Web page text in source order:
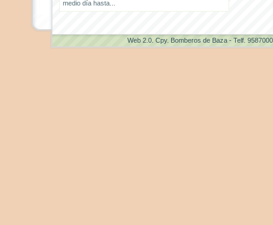
medio día hasta...
Web 2.0 . Cpy. Bomberos de Baza - Telf.